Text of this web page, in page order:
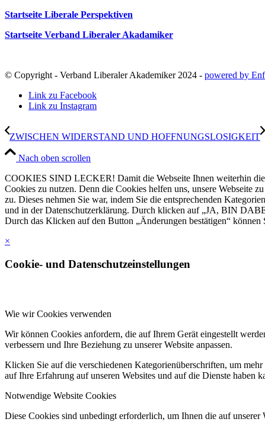
Startseite Liberale Perspektiven
Startseite Verband Liberaler Akadamiker
© Copyright - Verband Liberaler Akademiker 2024 - powered by
Link zu Facebook
Link zu Instagram
ZWISCHEN WIDERSTAND UND HOFFNUNGSLOSIGKEIT
Nach oben scrollen
COOKIES SIND LECKER! Damit die Webseite Ihnen weiterhin die
Cookies zu nutzen. Denn die Cookies helfen uns, unsere Webseite
zu. Dieses nehmen Sie war, indem Sie die entsprechenden
und in der Datenschutzerklärung. Durch klicken auf „JA, BIN
Durch das Klicken auf den Button „Änderungen bestätigen“
×
Cookie- und Datenschutzeinstellungen
Wie wir Cookies verwenden
Wir können Cookies anfordern, die auf Ihrem Gerät eingestellt
verbessern und Ihre Beziehung zu unserer Website anpassen.
Klicken Sie auf die verschiedenen Kategorienüberschriften, um
auf Ihre Erfahrung auf unseren Websites und auf die Dienste haben
Notwendige Website Cookies
Diese Cookies sind unbedingt erforderlich, um Ihnen die auf